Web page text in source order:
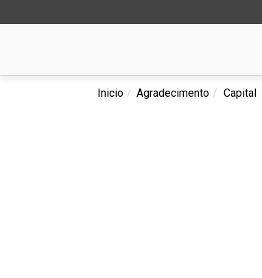
Inicio Agradecimento Capital